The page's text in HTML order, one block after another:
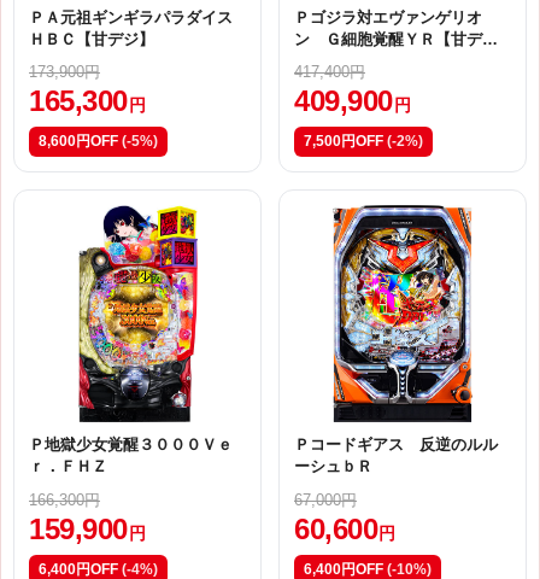
ＰＡ元祖ギンギラパラダイス
ＨＢＣ【甘デジ】
173,900円
165,300 円
8,600円OFF (-5%)
Ｐゴジラ対エヴァンゲリオ
ン Ｇ細胞覚醒ＹＲ【甘デ
ジ】
417,400円
409,900 円
7,500円OFF (-2%)
Ｐ地獄少女覚醒３０００Ｖｅ
ｒ．ＦＨＺ
166,300円
159,900 円
6,400円OFF (-4%)
Ｐコードギアス 反逆のルル
ーシュｂＲ
67,000円
60,600 円
6,400円OFF (-10%)